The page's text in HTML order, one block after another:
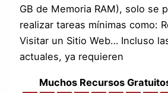
GB de Memoria RAM), solo se
realizar tareas mínimas como:
Visitar un Sitio Web… Incluso
actuales, ya requieren
Muchos Recursos